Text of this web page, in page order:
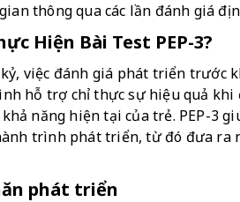
thông qua các lần đánh giá
Hiện Bài Test PEP-3?
việc đánh giá phát triển trước
hỗ trợ chỉ thực sự hiệu quả khi
năng hiện tại của trẻ. PEP-3
trình phát triển, từ đó đưa ra
phát triển